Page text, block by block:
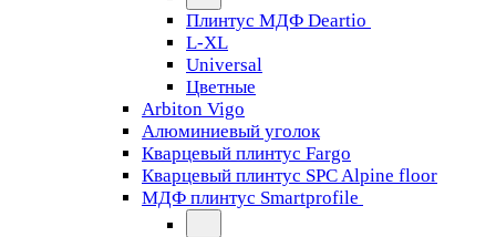
Плинтус МДФ Deartio
L-XL
Universal
Цветные
Arbiton Vigo
Алюминиевый уголок
Кварцевый плинтус Fargo
Кварцевый плинтус SPC Alpine floor
МДФ плинтус Smartprofile